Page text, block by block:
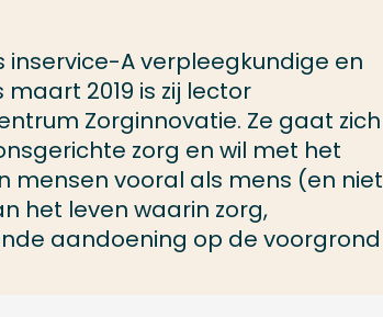
A verpleegkundige en
2019 is zij lector
Zorginnovatie. Ze gaat zich
zorg en wil met het
mensen vooral als mens (en niet
het leven waarin zorg,
aandoening op de voorgrond